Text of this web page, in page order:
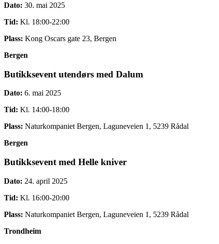
Dato: 30. mai 2025
Tid: Kl. 18:00-22:00
Plass: Kong Oscars gate 23, Bergen
Bergen
Butikksevent utendørs med Dalum
Dato: 6. mai 2025
Tid: Kl. 14:00-18:00
Plass: Naturkompaniet Bergen, Laguneveien 1, 5239 Rådal
Bergen
Butikksevent med Helle kniver
Dato: 24. april 2025
Tid: Kl. 16:00-20:00
Plass: Naturkompaniet Bergen, Laguneveien 1, 5239 Rådal
Trondheim